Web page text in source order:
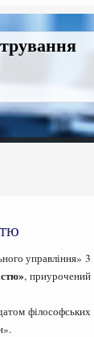
управління» 3
, приурочений
філософських